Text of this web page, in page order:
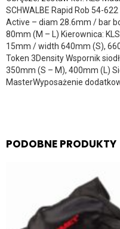
SCHWALBE Rapid Rob 54-
Active – diam 28.6mm / bar
80mm (M – L) Kierownica:
15mm / width 640mm (S),
Token 3Density Wspornik
350mm (S – M), 400mm (L)
MasterWyposażenie
PODOBNE PRODUKTY